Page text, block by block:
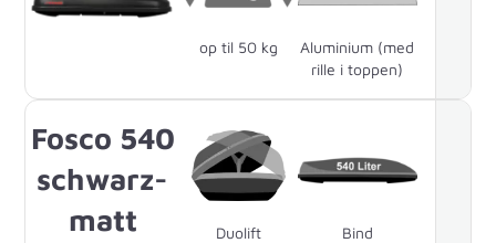
op til 50 kg
Aluminium (med
rille i toppen)
Fosco 540
schwarz-
matt
Duolift Bind